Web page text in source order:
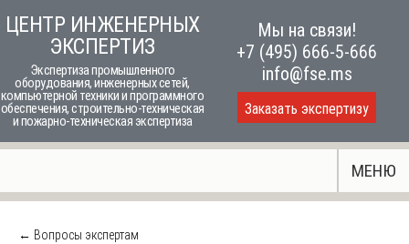
to
content
ЦЕНТР ИНЖЕНЕРНЫХ
ЭКСПЕРТИЗ
Экспертиза промышленного
оборудования, инженерных сетей,
компьютерной техники и программного
обеспечения, строительно-техническая
и пожарно-техническая экспертиза
Мы на связи!
+7 (495) 666-5-666
info@fse.ms
Заказать экспертизу
МЕНЮ
← Вопросы экспертам